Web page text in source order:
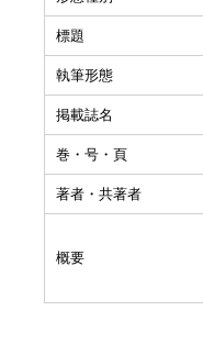
標題
執筆形態
掲載誌名
巻・号・頁
著者・共著者
概要